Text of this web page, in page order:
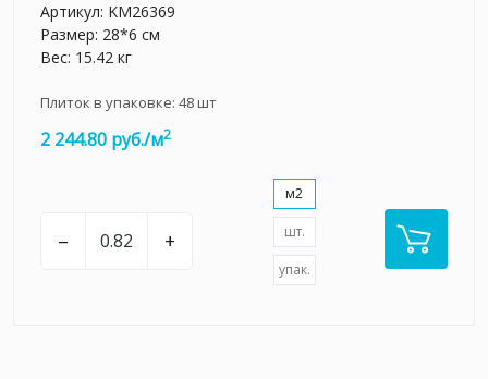
Артикул: KM26369
Размер: 28*6 см
Вес: 15.42 кг
Плиток в упаковке: 48шт
2 244.80 руб./м2
– +
м2
шт.
упак.